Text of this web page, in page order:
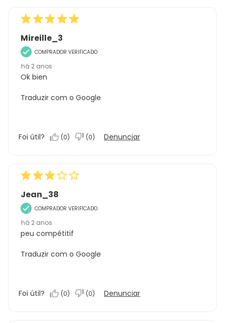
Mireille_3
COMPRADOR VERIFICADO
há 2 anos
Ok bien
Traduzir com o Google
Foi útil? (0) (0) Denunciar
Jean_38
COMPRADOR VERIFICADO
há 2 anos
peu compétitif
Traduzir com o Google
Foi útil? (0) (0) Denunciar